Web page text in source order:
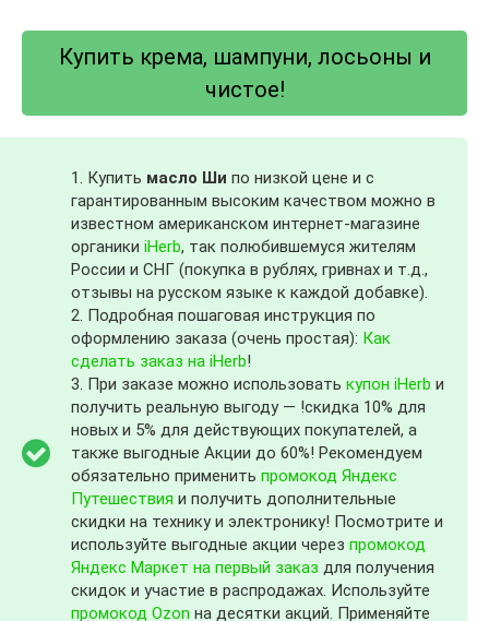
Купить крема, шампуни, лосьоны и
чистое!
1. Купить масло Ши по низкой цене и с
гарантированным высоким качеством можно в
известном американском интернет-магазине
органики iHerb, так полюбившемуся жителям
России и СНГ (покупка в рублях, гривнах и т.д.,
отзывы на русском языке к каждой добавке).
2. Подробная пошаговая инструкция по
оформлению заказа (очень простая): Как
сделать заказ на iHerb!
3. При заказе можно использовать купон iHerb и
получить реальную выгоду — !скидка 10% для
новых и 5% для действующих покупателей, а
также выгодные Акции до 60%! Рекомендуем
обязательно применить промокод Яндекс
Путешествия и получить дополнительные
скидки на технику и электронику! Посмотрите и
используйте выгодные акции через промокод
Яндекс Маркет на первый заказ для получения
скидок и участие в распродажах. Используйте
промокод Ozon на десятки акций. Применяйте